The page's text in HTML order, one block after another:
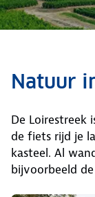
Natuur
De Loirestreek
de fiets rijd je
kasteel. Al
bijvoorbeeld